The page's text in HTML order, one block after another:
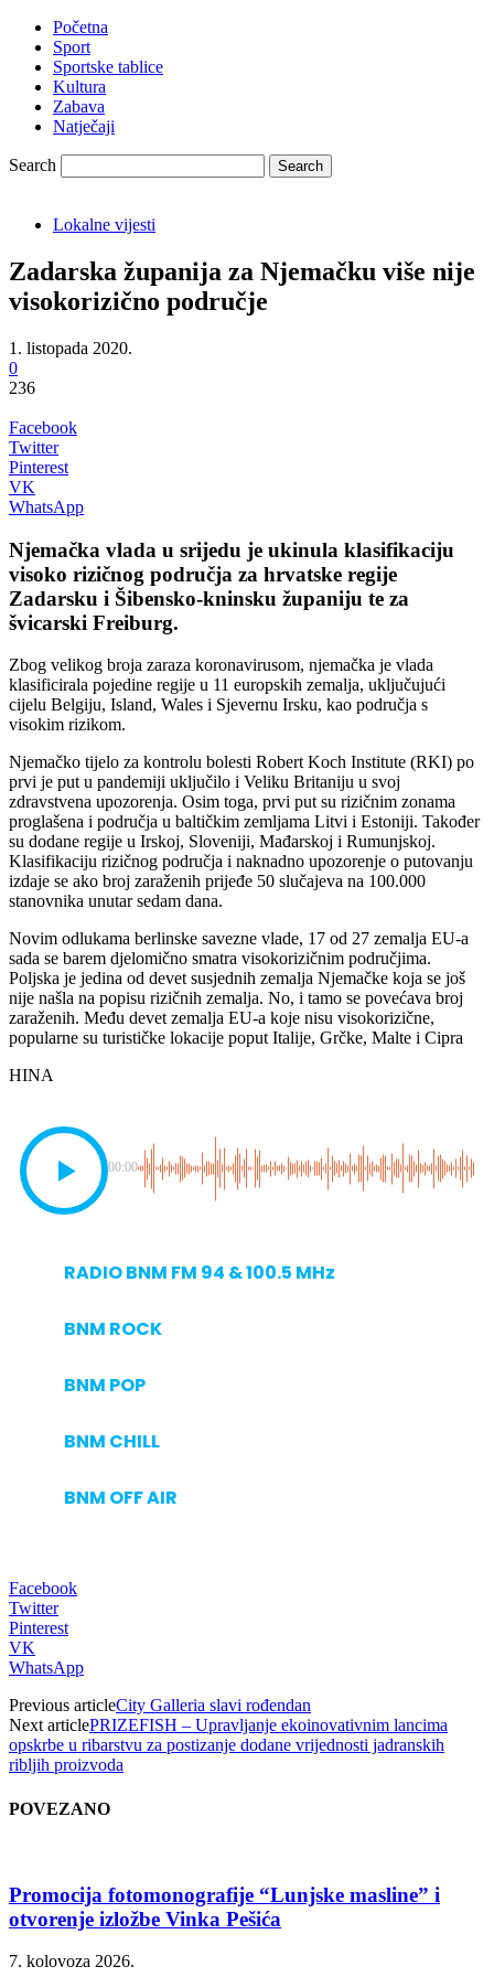
Početna
Sport
Sportske tablice
Kultura
Zabava
Natječaji
Search
Lokalne vijesti
Zadarska županija za Njemačku više nije
visokorizično područje
1. listopada 2020.
0
236
Facebook
Twitter
Pinterest
VK
WhatsApp
Njemačka vlada u srijedu je ukinula klasifikaciju
visoko rizičnog područja za hrvatske regije
Zadarsku i Šibensko-kninsku županiju te za
švicarski Freiburg.
Zbog velikog broja zaraza koronavirusom, njemačka je vlada
klasificirala pojedine regije u 11 europskih zemalja, uključujući
cijelu Belgiju, Island, Wales i Sjevernu Irsku, kao područja s
visokim rizikom.
Njemačko tijelo za kontrolu bolesti Robert Koch Institute (RKI) po
prvi je put u pandemiji uključilo i Veliku Britaniju u svoj
zdravstvena upozorenja. Osim toga, prvi put su rizičnim zonama
proglašena i područja u baltičkim zemljama Litvi i Estoniji. Također
su dodane regije u Irskoj, Sloveniji, Mađarskoj i Rumunjskoj.
Klasifikaciju rizičnog područja i naknadno upozorenje o putovanju
izdaje se ako broj zaraženih prijeđe 50 slučajeva na 100.000
stanovnika unutar sedam dana.
Novim odlukama berlinske savezne vlade, 17 od 27 zemalja EU-a
sada se barem djelomično smatra visokorizičnim područjima.
Poljska je jedina od devet susjednih zemalja Njemačke koja se još
nije našla na popisu rizičnih zemalja. No, i tamo se povećava broj
zaraženih. Među devet zemalja EU-a koje nisu visokorizične,
popularne su turističke lokacije poput Italije, Grčke, Malte i Cipra
HINA
00:00
RADIO BNM FM 94 & 100.5 MHz
BNM ROCK
BNM POP
BNM CHILL
BNM OFF AIR
Facebook
Twitter
Pinterest
VK
WhatsApp
Previous articleCity Galleria slavi rođendan
Next articlePRIZEFISH – Upravljanje ekoinovativnim lancima
opskrbe u ribarstvu za postizanje dodane vrijednosti jadranskih
ribljih proizvoda
POVEZANO
Promocija fotomonografije “Lunjske masline” i
otvorenje izložbe Vinka Pešića
7. kolovoza 2026.